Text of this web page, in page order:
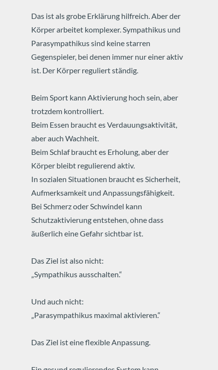
Das ist als grobe Erklärung hilfreich.Aber der
Körper arbeitet komplexer.Sympathikus und
Parasympathikus sind keine starren
Gegenspieler, bei denen immer nur einer aktiv
ist. Der Körper reguliert ständig.
Beim Sport kann Aktivierung hoch sein, aber
trotzdem kontrolliert.
Beim Essen braucht es Verdauungsaktivität,
aber auch Wachheit.
Beim Schlaf braucht es Erholung, aber der
Körper bleibt regulierend aktiv.
In sozialen Situationen braucht es Sicherheit,
Aufmerksamkeit und Anpassungsfähigkeit.
Bei Schmerz oder Schwindel kann
Schutzaktivierung entstehen, ohne dass
äußerlich eine Gefahr sichtbar ist.
Das Ziel ist also nicht:
„Sympathikus ausschalten.“
Und auch nicht:
„Parasympathikus maximal aktivieren.“
Das Ziel ist eine flexible Anpassung.